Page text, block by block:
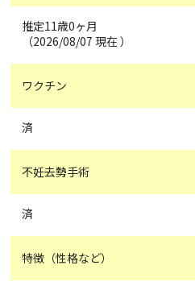
推定11歳0ヶ月
（2026/08/07 現在 ）
ワクチン
済
不妊去勢手術
済
特徴（性格など）